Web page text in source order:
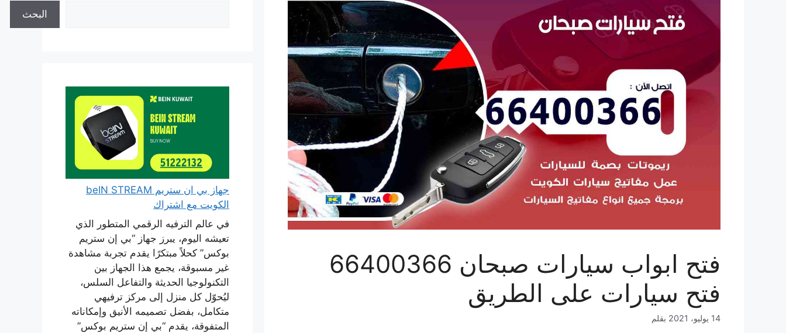
فتح ابواب سيارات صبحان 66400366
فتح سيارات على الطريق
14 يوليو، 2021 بقلم
البحث
جهاز بي ان ستريم beIN STREAM
الكويت مع اشتراك
في عالم الترفيه الرقمي المتطور الذي
تعيشه اليوم، يبرز جهاز “بي إن ستريم
بوكس” كحلاً مبتكرًا يقدم تجربة مشاهدة
غير مسبوقة، يجمع هذا الجهاز بين
التكنولوجيا الحديثة والتفاعل السلس،
ليُحوّل كل منزل إلى مركز ترفيهي
متكامل، بفضل تصميمه الأنيق وإمكاناته
المتفوقة، يقدم “بي إن ستريم بوكس”